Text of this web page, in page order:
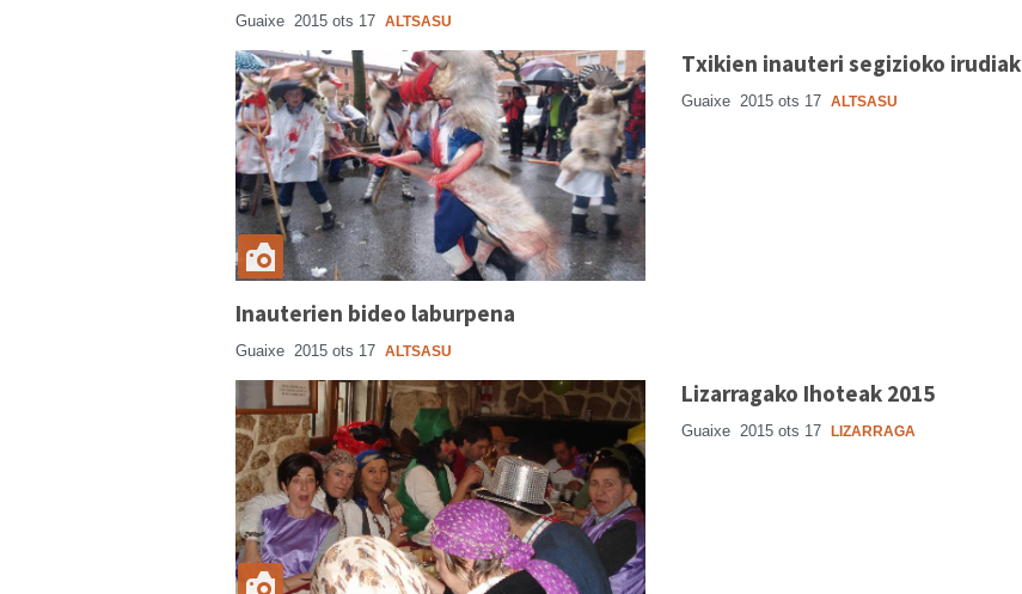
Guaixe 2015 ots 17 ALTSASU
Txikien inauteri segizioko irudiak
Guaixe 2015 ots 17 ALTSASU
Inauterien bideo laburpena
Guaixe 2015 ots 17 ALTSASU
Lizarragako Ihoteak 2015
Guaixe 2015 ots 17 LIZARRAGA